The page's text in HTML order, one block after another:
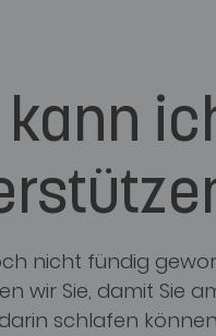
nicht fündig
wir Sie, damit Sie
schlafen